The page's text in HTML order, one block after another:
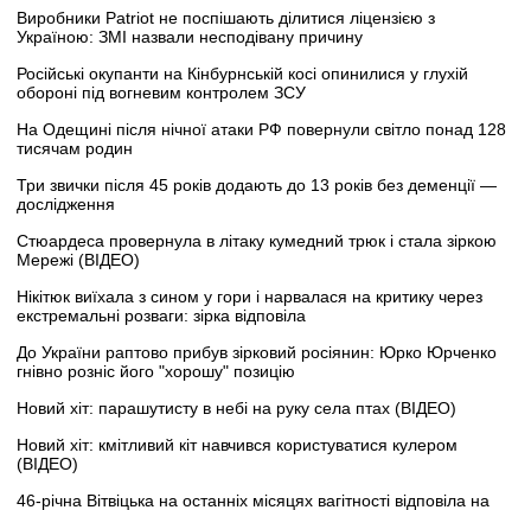
Виробники Patriot не поспішають ділитися ліцензією з
Україною: ЗМІ назвали несподівану причину
Російські окупанти на Кінбурнській косі опинилися у глухій
обороні під вогневим контролем ЗСУ
На Одещині після нічної атаки РФ повернули світло понад 128
тисячам родин
Три звички після 45 років додають до 13 років без деменції —
дослідження
Стюардеса провернула в літаку кумедний трюк і стала зіркою
Мережі (ВІДЕО)
Нікітюк виїхала з сином у гори і нарвалася на критику через
екстремальні розваги: зірка відповіла
До України раптово прибув зірковий росіянин: Юрко Юрченко
гнівно розніс його "хорошу" позицію
Новий хіт: парашутисту в небі на руку села птах (ВІДЕО)
Новий хіт: кмітливий кіт навчився користуватися кулером
(ВІДЕО)
46-річна Вітвіцька на останніх місяцях вагітності відповіла на